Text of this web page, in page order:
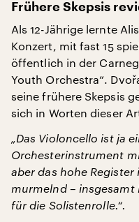
Frühere Skepsis
Als 12-Jährige lernte
Konzert, mit fast 15
öffentlich in der
Youth Orchestra“.
seine frühere Skepsis
sich in Worten dieser
„Das Violoncello ist ja
Orchesterinstrument
aber das hohe
murmelnd – insgesamt
für die Solistenrolle.“.